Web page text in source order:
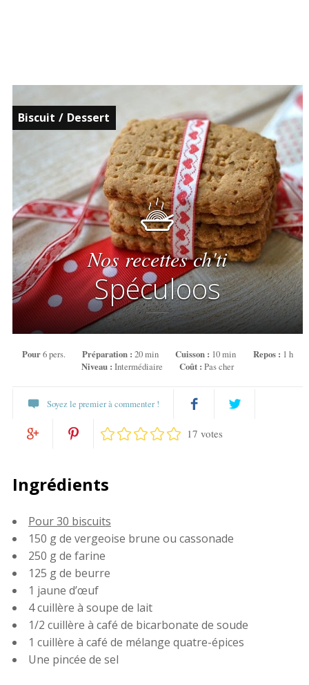
Biscuit / Dessert
Nos recettes ch'ti
Spéculoos
Pour6 pers. Préparation :20 min Cuisson : 10 min Repos : 1 h
Niveau : Intermédiaire Coût : Pas cher
Soyez le premier à commenter !
Partagez
sur
Google+
it
17 votes
Ingrédients
Pour 30 biscuits
150 g de vergeoise brune ou cassonade
250 g de farine
125 g de beurre
1 jaune d’œuf
4 cuillère à soupe de lait
1/2 cuillère à café de bicarbonate de soude
1 cuillère à café de mélange quatre-épices
Une pincée de sel